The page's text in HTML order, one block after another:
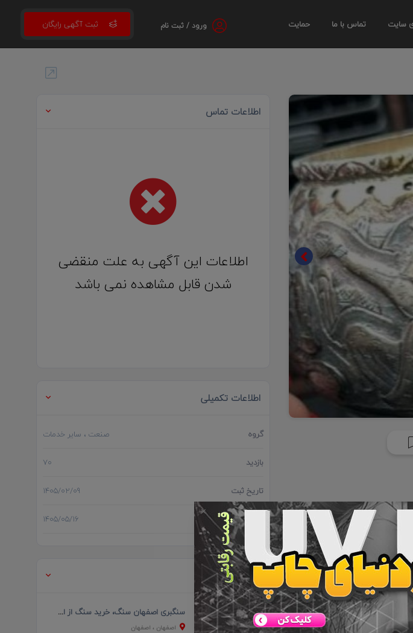
ورود / ثبت نام سایت تماس با ما حمایت
اطلاعات تماس
اطلاعات این آگهی به علت منقضی
شدن قابل مشاهده نمی باشد
اطلاعات تکمیلی
گروه صنعت ، سایر خدمات
بازدید 70
تاریخ ثبت 1405/02/09
آخرین بروز رسانی 1405/05/16
آگهی های مرتبط
سنگبری اصفهان سنگ، خرید سنگ از اصفهان
اصفهان ، اصفهان
✕